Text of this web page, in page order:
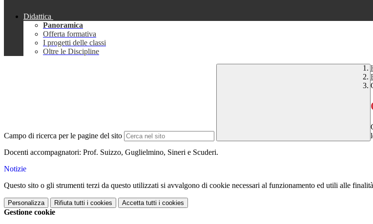
Didattica
Panoramica
Offerta formativa
I progetti delle classi
Oltre le Discipline
Campo di ricerca per le pagine del sito
Docenti accompagnatori: Prof. Suizzo, Guglielmino, Sineri e Scuderi.
Notizie
Questo sito o gli strumenti terzi da questo utilizzati si avvalgono di cookie necessari al funzionamento ed utili alle
Personalizza Rifiuta tutti i cookies Accetta tutti i cookies
Gestione cookie